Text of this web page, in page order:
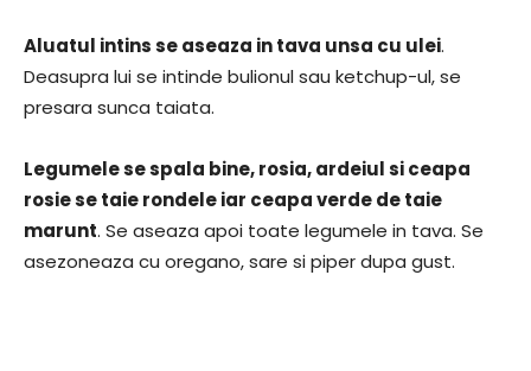
Aluatul intins se aseaza in tava unsa cu ulei.
Deasupra lui se intinde bulionul sau ketchup-ul, se
presara sunca taiata.
Legumele se spala bine, rosia, ardeiul si ceapa
rosie se taie rondele iar ceapa verde de taie
marunt. Se aseaza apoi toate legumele in tava. Se
asezoneaza cu oregano, sare si piper dupa gust.